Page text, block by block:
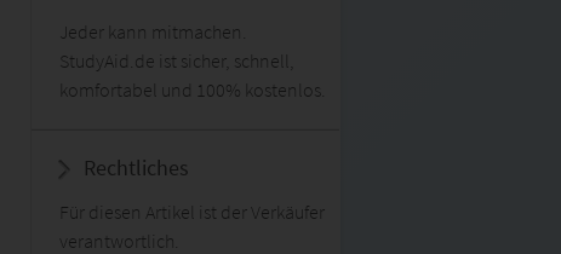
Jeder kann mitmachen.
StudyAid.de ist sicher, schnell,
komfortabel und 100% kostenlos.
Rechtliches
Für diesen Artikel ist der Verkäufer
verantwortlich.